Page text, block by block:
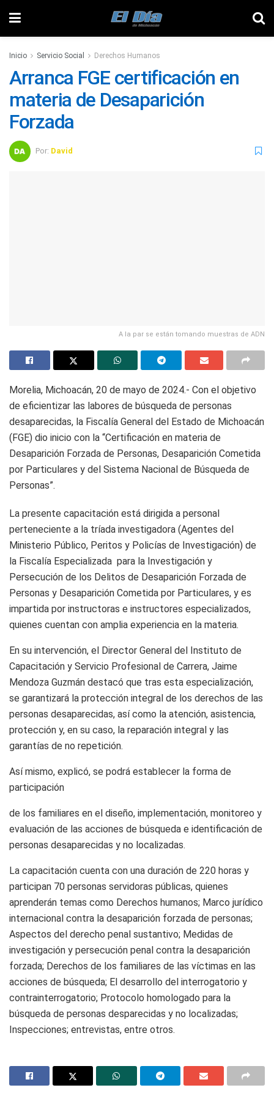
Inicio Servicio Social Derechos Humanos
Arranca FGE certificación en
materia de Desaparición
Forzada
Por: David
A la par se están tomando muestras de ADN
Morelia, Michoacán, 20 de mayo de 2024.- Con el objetivo
de eficientizar las labores de búsqueda de personas
desaparecidas, la Fiscalía General del Estado de Michoacán
(FGE) dio inicio con la “Certificación en materia de
Desaparición Forzada de Personas, Desaparición Cometida
por Particulares y del Sistema Nacional de Búsqueda de
Personas”.
La presente capacitación está dirigida a personal
perteneciente a la tríada investigadora (Agentes del
Ministerio Público, Peritos y Policías de Investigación) de
la Fiscalía Especializada para la Investigación y
Persecución de los Delitos de Desaparición Forzada de
Personas y Desaparición Cometida por Particulares, y es
impartida por instructoras e instructores especializados,
quienes cuentan con amplia experiencia en la materia.
En su intervención, el Director General del Instituto de
Capacitación y Servicio Profesional de Carrera, Jaime
Mendoza Guzmán destacó que tras esta especialización,
se garantizará la protección integral de los derechos de las
personas desaparecidas, así como la atención, asistencia,
protección y, en su caso, la reparación integral y las
garantías de no repetición.
Así mismo, explicó, se podrá establecer la forma de
participación
de los familiares en el diseño, implementación, monitoreo y
evaluación de las acciones de búsqueda e identificación de
personas desaparecidas y no localizadas.
La capacitación cuenta con una duración de 220 horas y
participan 70 personas servidoras públicas, quienes
aprenderán temas como Derechos humanos; Marco jurídico
internacional contra la desaparición forzada de personas;
Aspectos del derecho penal sustantivo; Medidas de
investigación y persecución penal contra la desaparición
forzada; Derechos de los familiares de las víctimas en las
acciones de búsqueda; El desarrollo del interrogatorio y
contrainterrogatorio; Protocolo homologado para la
búsqueda de personas desparecidas y no localizadas;
Inspecciones; entrevistas, entre otros.